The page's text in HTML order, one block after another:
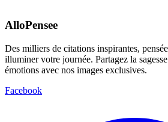
AlloPensee
Des milliers de citations inspirantes,
illuminer votre journée. Partagez la
émotions avec nos images exclusives.
Facebook